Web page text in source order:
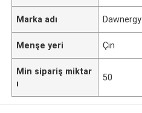
Marka adı Dawnergy
Menşe yeri Çin
Min sipariş miktar
ı
50